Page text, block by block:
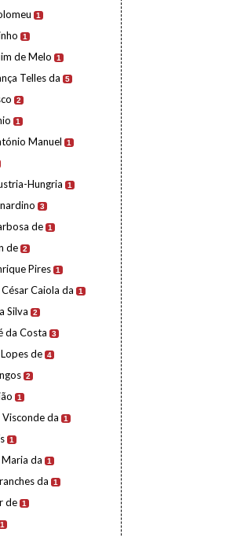
1
1
de Melo 1
Telles da 5
2
1
Manuel 1
Hungria 1
3
de 1
de 2
Pires 1
Caiola da 1
Silva 2
da Costa 3
de 4
2
1
da 1
1
da 1
da 1
de 1
1